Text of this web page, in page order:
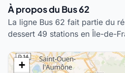
À propos du Bus 62
La ligne Bus 62 fait partie du
dessert 49 stations en Île-de-
+